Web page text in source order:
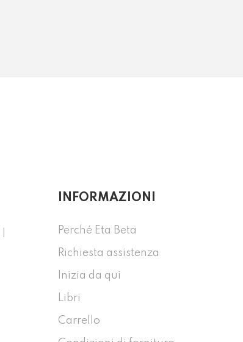
INFORMAZIONI
Perché Eta Beta
Richiesta assistenza
Inizia da qui
Libri
Carrello